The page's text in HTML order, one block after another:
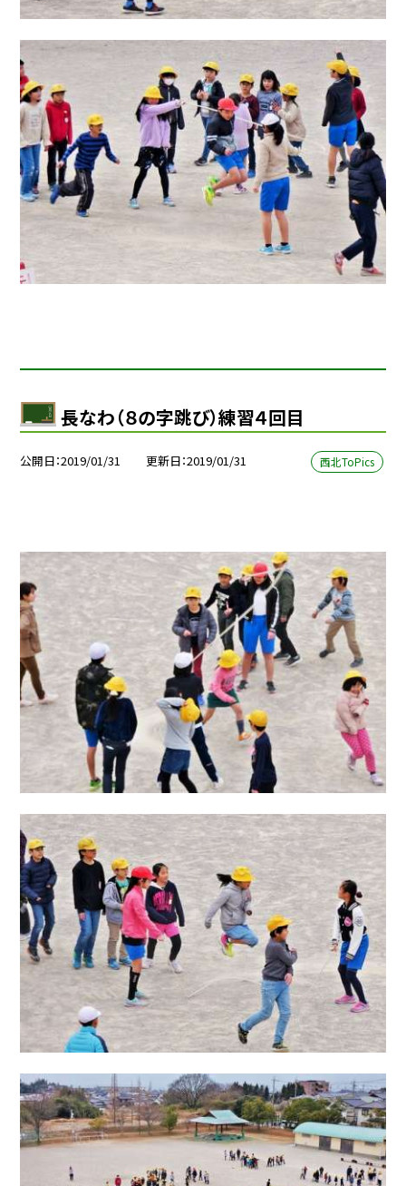
長なわ（８の字跳び）練習４回目
公開日 2019/01/31 更新日 2019/01/31 西北ToPics